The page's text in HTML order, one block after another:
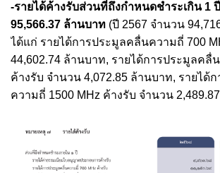
-รายได้ค้างรับส่วนที่ถึงกำหนดชำระเกิน 1
95,566.37 ล้านบาท (ปี 2567 จำนวน
ได้แก่ รายได้การประมูลคลื่นความถี่ 700
44,602.74 ล้านบาท, รายได้การประมูลคลื่
ค้างรับ จำนวน 4,072.85 ล้านบาท, รายได้
ความถี่ 1500 MHz ค้างรับ จำนวน